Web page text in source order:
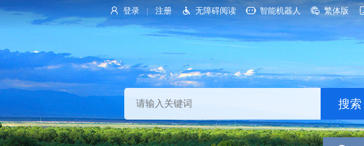
登录 注册 无障碍阅读 智能机器人 繁体版